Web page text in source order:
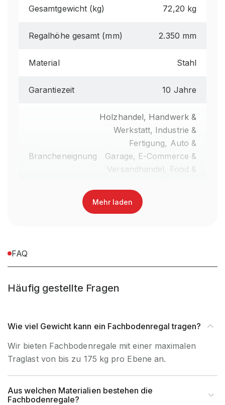
Gesamtgewicht (kg) 72,20 kg
Regalhöhe gesamt (mm) 2.350 mm
Material Stahl
Garantiezeit 10 Jahre
Brancheneignung
Holzhandel, Handwerk &
Werkstatt, Industrie &
Fertigung, Auto &
Garage, E-Commerce &
Versandhandel, Food &
Beständigkeit
Regalsystem Stecksystem
Fachlast (kg)
Mehr laden
FAQ
Häufig gestellte Fragen
Wie viel Gewicht kann ein Fachbodenregal tragen?
Wir bieten Fachbodenregale mit einer maximalen
Traglast von bis zu 175 kg pro Ebene an.
Aus welchen Materialien bestehen die
Fachbodenregale?